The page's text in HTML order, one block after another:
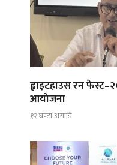
ह्वाइटहाउस रन
आयोजना
१२ घण्टा अगाडि